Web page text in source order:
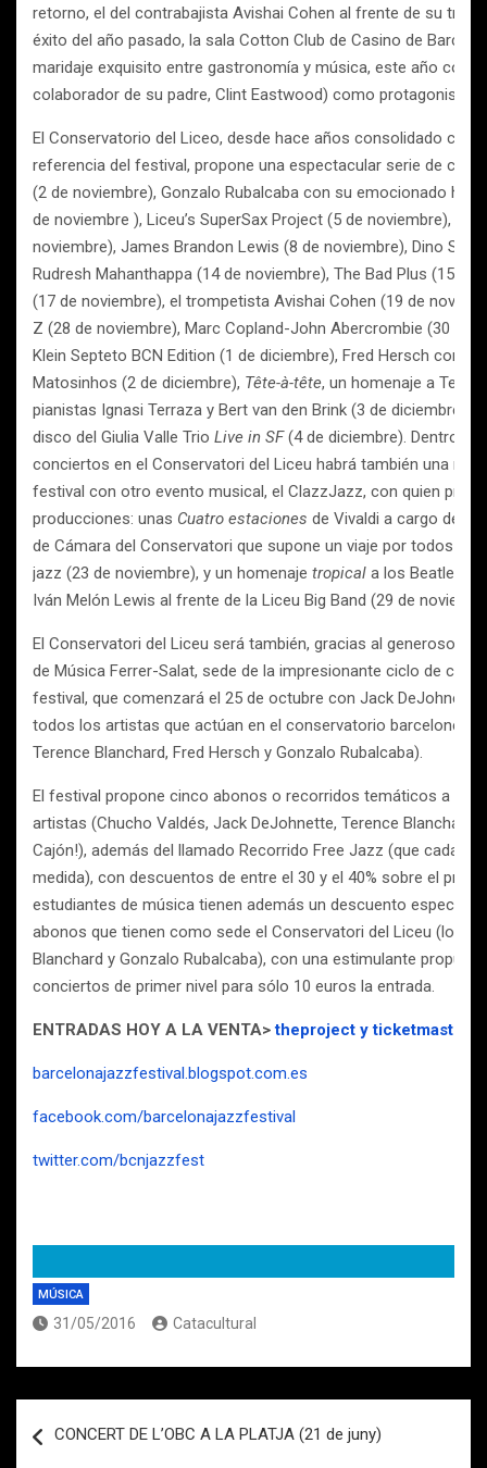
retorno, el del contrabajista Avishai Cohen al frente de su trío
éxito del año pasado, la sala Cotton Club de Casino de
maridaje exquisito entre gastronomía y música, este año con
colaborador de su padre, Clint Eastwood) como protagonista (
El Conservatorio del Liceo, desde hace años consolidado
referencia del festival, propone una espectacular serie de
(2 de noviembre), Gonzalo Rubalcaba con su emocionado
de noviembre ), Liceu’s SuperSax Project (5 de noviembre),
noviembre), James Brandon Lewis (8 de noviembre), Dino
Rudresh Mahanthappa (14 de noviembre), The Bad Plus (15 de
(17 de noviembre), el trompetista Avishai Cohen (19 de
Z (28 de noviembre), Marc Copland-John Abercrombie (30 de
Klein Septeto BCN Edition (1 de diciembre), Fred Hersch con la
Matosinhos (2 de diciembre), Tête-à-tête, un homenaje a Tete
pianistas Ignasi Terraza y Bert van den Brink (3 de diciembre),
disco del Giulia Valle Trio Live in SF(4 de diciembre). Dentro
conciertos en el Conservatori del Liceu habrá también una
festival con otro evento musical, el ClazzJazz, con quien
producciones: unas Cuatro estaciones de Vivaldi a cargo de
de Cámara del Conservatori que supone un viaje por todos
jazz (23 de noviembre), y un homenaje tropical a los Beatles
Iván Melón Lewis al frente de la Liceu Big Band (29 de
El Conservatori del Liceu será también, gracias al generoso
de Música Ferrer-Salat, sede de la impresionante ciclo de
festival, que comenzará el 25 de octubre con Jack DeJohnette
todos los artistas que actúan en el conservatorio barcelonés
Terence Blanchard, Fred Hersch y Gonzalo Rubalcaba).
El festival propone cinco abonos o recorridos temáticos a
artistas (Chucho Valdés, Jack DeJohnette, Terence Blanchard,
Cajón!), además del llamado Recorrido Free Jazz (que cada
medida), con descuentos de entre el 30 y el 40% sobre el
estudiantes de música tienen además un descuento especial
abonos que tienen como sede el Conservatori del Liceu (los
Blanchard y Gonzalo Rubalcaba), con una estimulante
conciertos de primer nivel para sólo 10 euros la entrada.
ENTRADAS HOY A LA VENTA>theproject yticketmaster
barcelonajazzfestival.blogspot.com.es
facebook.com/barcelonajazzfestival
twitter.com/bcnjazzfest
MÚSICA
31/05/2016 Catacultural
de
CONCERT DE L’OBC A LA PLATJA (21 de juny)